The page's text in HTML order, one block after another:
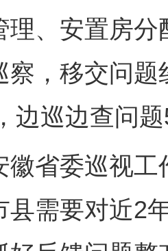
理、安置房
察，移交问
边巡边查问
委巡视工
县需要对近2